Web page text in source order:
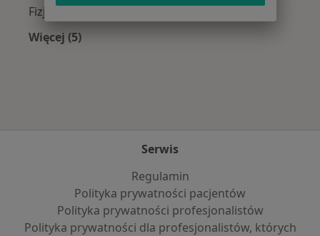
Fizjoterapeuci z Medicover w Chorzowie
Więcej (5)
Serwis
Regulamin
Polityka prywatności pacjentów
Polityka prywatności profesjonalistów
Polityka prywatności dla profesjonalistów, których